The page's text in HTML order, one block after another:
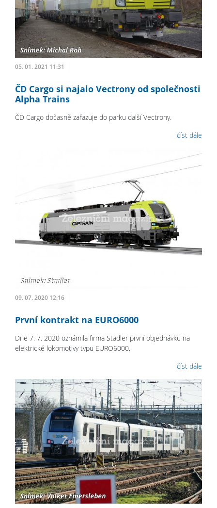
05. 01. 2021 11:31
ČD Cargo si najalo Vectrony od společnosti
Alpha Trains
ČD Cargo dočasně zařazuje do parku další Vectrony.
číst dále
09. 07. 2020 12:16
První kontrakt na EURO6000
Dne 7. 7. 2020 oznámila firma Stadler první objednávku na
elektrické lokomotivy typu EURO6000.
číst dále